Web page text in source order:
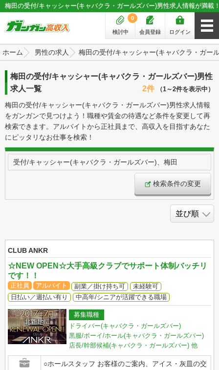
梅田の受付/キャッシャー(キャバクラ・ガールズバー)男性求人情報が満載
ログイン
会員登録
検討中
0
ホーム 男性の求人 梅田の受付/キャッシャー(キャバクラ・ガー
梅田の受付/キャッシャー(キャバクラ・ガールズバー)男性
求人一覧
2件 （1～2件を表示中）
梅田の受付/キャッシャー(キャバクラ・ガールズバー)男性求人情報
をガンガンで見つけよう！職種や賃金の待遇など条件を変更して再
検索できます。アルバイトから正社員まで、高収入を目指すあなた
にピッタリなお仕事を検索！
受付/キャッシャー(キャバクラ・ガールズバー)、梅田
検索条件の変更
CLUB ANKR
☆NEW OPEN☆大手高級クラブでサポート体制バッチリ
です！！
正社員 アルバイト 副業／掛け持ち可
未経験可
日払い／週払い有り
中高年/シニアが活躍できる職場
募集職種
ドライバー(キャバクラ・ガールズバー)
黒服/ボーイ/ホール(キャバクラ・ガールズバー)
店長/幹部候補(キャバクラ・ガールズバー) 他
○ホールスタッフ お客様のご案内、アイス・灰皿の交